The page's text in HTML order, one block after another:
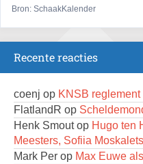
Open Eemlandtoernooi
DSC Girls Night
27 augustus 2026 · Delft
KC Open
28 augustus 2026 · Haarlem
Bron: SchaakKalender
Recente reacties
coenj op KNSB
FlatlandR op
Henk Smoutop Hugo ten
Meesters, Sofiia
Mark Per op Max Euwe